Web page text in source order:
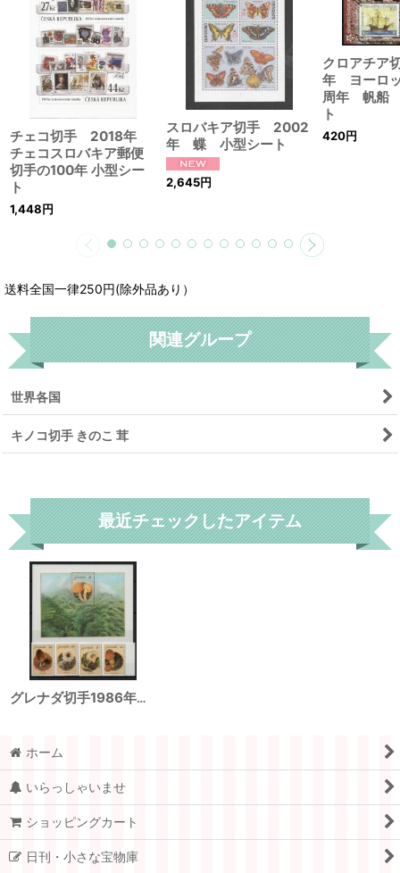
チェコ切手 2018年
チェコスロバキア郵便
切手の100年 小型シー
ト
1,448円
スロバキア切手 2002
年 蝶 小型シート
2,645円
クロアチア
年 ヨーロ
周年 帆船
ト
420円
送料全国一律250円(除外品あり）
関連グループ
世界各国
キノコ切手 きのこ 茸
最近チェックしたアイテム
グレナダ切手1986年 キノコ 小型シート
ホーム
いらっしゃいませ
ショッピングカート
日刊・小さな宝物庫